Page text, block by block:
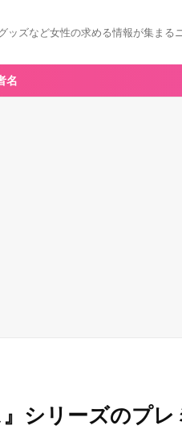
ッズなど女性の求める情報が集まる
名
』シリーズのプ